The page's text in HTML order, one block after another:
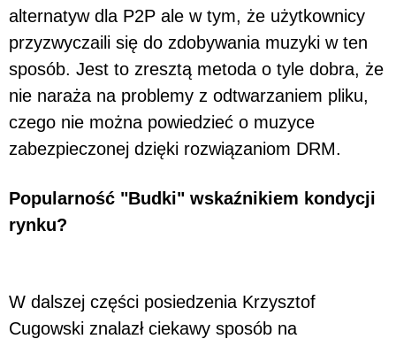
alternatyw dla P2P ale w tym, że użytkownicy
przyzwyczaili się do zdobywania muzyki w ten
sposób. Jest to zresztą metoda o tyle dobra, że
nie naraża na problemy z odtwarzaniem pliku,
czego nie można powiedzieć o muzyce
zabezpieczonej dzięki rozwiązaniom DRM.
Popularność "Budki" wskaźnikiem kondycji
rynku?
W dalszej części posiedzenia Krzysztof
Cugowski znalazł ciekawy sposób na